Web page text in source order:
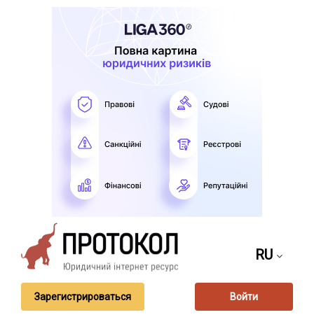
RU
Зарегистрироваться Войти